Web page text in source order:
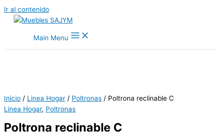
Ir al contenido
Main Menu
Inicio / Linea Hogar / Poltronas / Poltrona reclinable C
Linea Hogar, Poltronas
Poltrona reclinable C